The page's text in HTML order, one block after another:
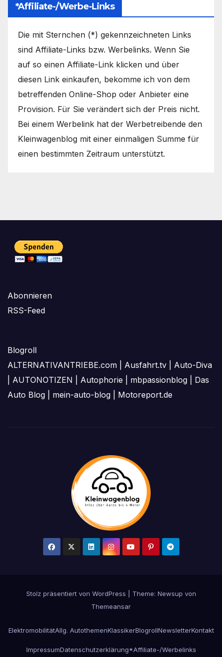
*Affiliate-/Werbe-Links
Die mit Sternchen (*) gekennzeichneten Links
sind Affiliate-Links bzw. Werbelinks. Wenn Sie
auf so einen Affiliate-Link klicken und über
diesen Link einkaufen, bekomme ich von dem
betreffenden Online-Shop oder Anbieter eine
Provision. Für Sie verändert sich der Preis nicht.
Bei einem Werbelink hat der Werbetreibende den
Kleinwagenblog mit einer einmaligen Summe für
einen bestimmten Zeitraum unterstützt.
Abonnieren
RSS-Feed
Blogroll
ALTERNATIVANTRIEBE.com
Ausfahrt.tv
Auto-Diva
AUTONOTIZEN Autophorie mbpassionblog
Das
Auto Blog
mein-auto-blog Motoreport.de
Stolz präsentiert von WordPress
Theme: Newsup von
Themeansar
ElektromobilitätAllg. AutothemenKlassikerBlogrollNewsletterKontakt
ImpressumDatenschutzerklärung*Affiliate-/Werbelinks